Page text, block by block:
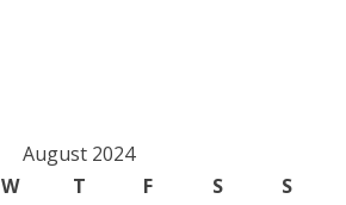
August 2024
W T F S
S